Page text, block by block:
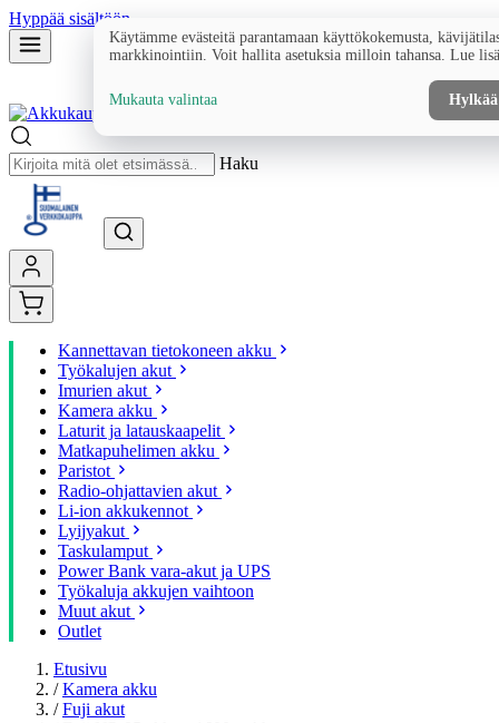
Hyppää sisältöön
Haku
Kannettavan tietokoneen akku
Työkalujen akut
Imurien akut
Kamera akku
Laturit ja latauskaapelit
Matkapuhelimen akku
Paristot
Radio-ohjattavien akut
Li-ion akkukennot
Lyijyakut
Taskulamput
Power Bank vara-akut ja UPS
Työkaluja akkujen vaihtoon
Muut akut
Outlet
Etusivu
/ Kamera akku
/ Fuji akut
Käytämme evästeitä parantamaan käyttökokemusta,
markkinointiin. Voit hallita asetuksia milloin tahansa. Lue
Mukauta valintaa Hylkää